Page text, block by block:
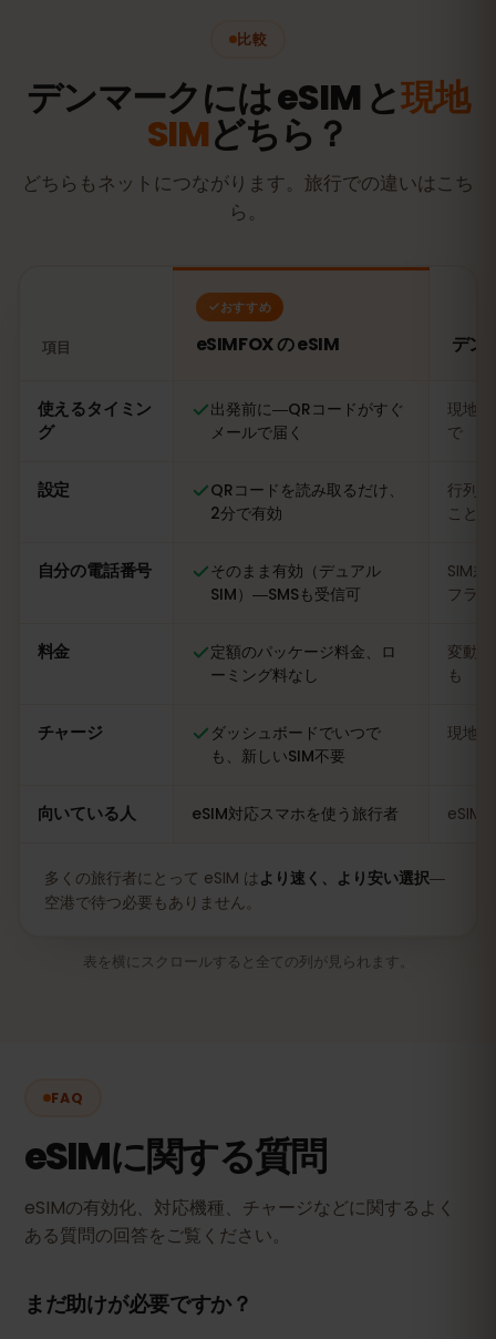
比較
デンマークには eSIM と現地
SIMどちら？
どちらもネットにつながります。旅行での違いはこち
ら。
項目
おすすめ
eSIMFOX の eSIM デン
使えるタイミン
グ
出発前に―QRコードがすぐ
メールで届く
現地
で
設定
QRコードを読み取るだけ、
2分で有効
行列
ことも
自分の電話番号
そのまま有効（デュアル
SIM）―SMSも受信可
SIM
フラ
料金
定額のパッケージ料金、ロ
ーミング料なし
変動
も
チャージ
ダッシュボードでいつで
も、新しいSIM不要
現地
向いている人 eSIM対応スマホを使う旅行者 eSIM
多くの旅行者にとって eSIM は より速く、より安い選択―
空港で待つ必要もありません。
表を横にスクロールすると全ての列が見られます。
FAQ
eSIMに関する質問
eSIMの有効化、対応機種、チャージなどに関するよく
ある質問の回答をご覧ください。
まだ助けが必要ですか？